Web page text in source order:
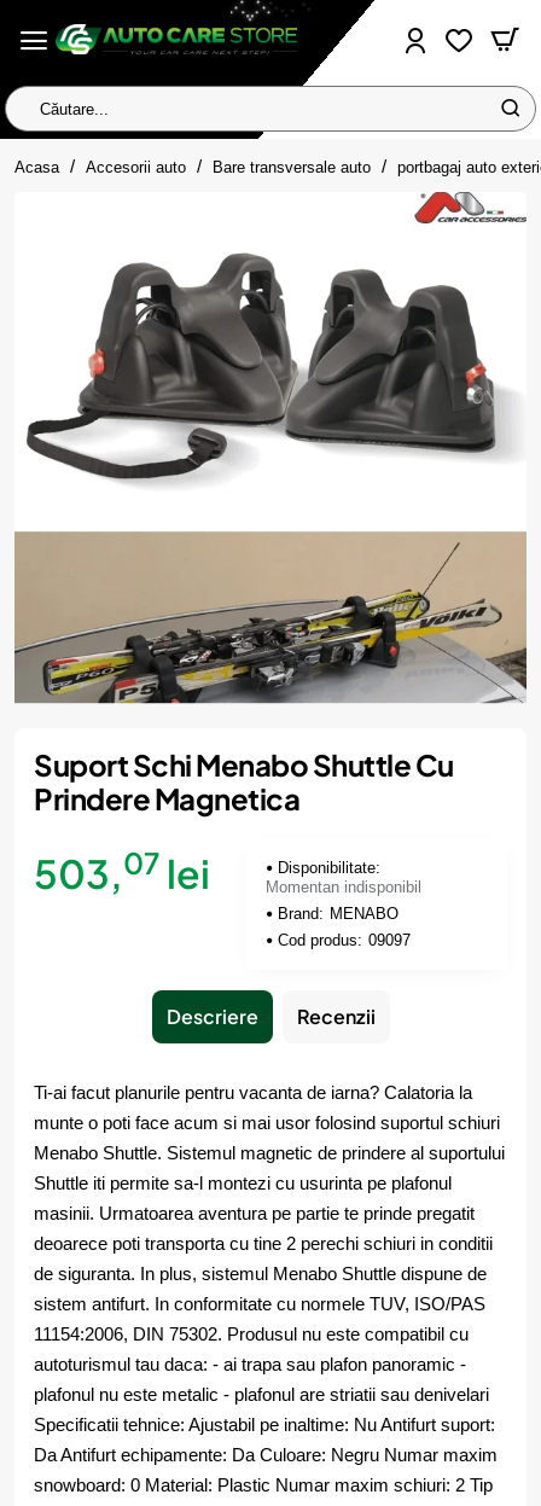
Căutare...
Acasa homeAccesorii auto Bare transversale auto portbagaj auto
Momentan indisponibil
Suport Schi Menabo Shuttle Cu
Prindere Magnetica
503,07 lei
Disponibilitate:
Momentan indisponibil
Brand: MENABO
Cod produs: 09097
Descriere Recenzii
Ti-ai facut planurile pentru vacanta de iarna? Calatoria la
munte o poti face acum si mai usor folosind suportul schiuri
Menabo Shuttle. Sistemul magnetic de prindere al suportului
Shuttle iti permite sa-l montezi cu usurinta pe plafonul
masinii. Urmatoarea aventura pe partie te prinde pregatit
deoarece poti transporta cu tine 2 perechi schiuri in conditii
de siguranta. In plus, sistemul Menabo Shuttle dispune de
sistem antifurt. In conformitate cu normele TUV, ISO/PAS
11154:2006, DIN 75302. Produsul nu este compatibil cu
autoturismul tau daca: - ai trapa sau plafon panoramic -
plafonul nu este metalic - plafonul are striatii sau denivelari
Specificatii tehnice: Ajustabil pe inaltime: Nu Antifurt suport:
Da Antifurt echipamente: Da Culoare: Negru Numar maxim
snowboard: 0 Material: Plastic Numar maxim schiuri: 2 Tip